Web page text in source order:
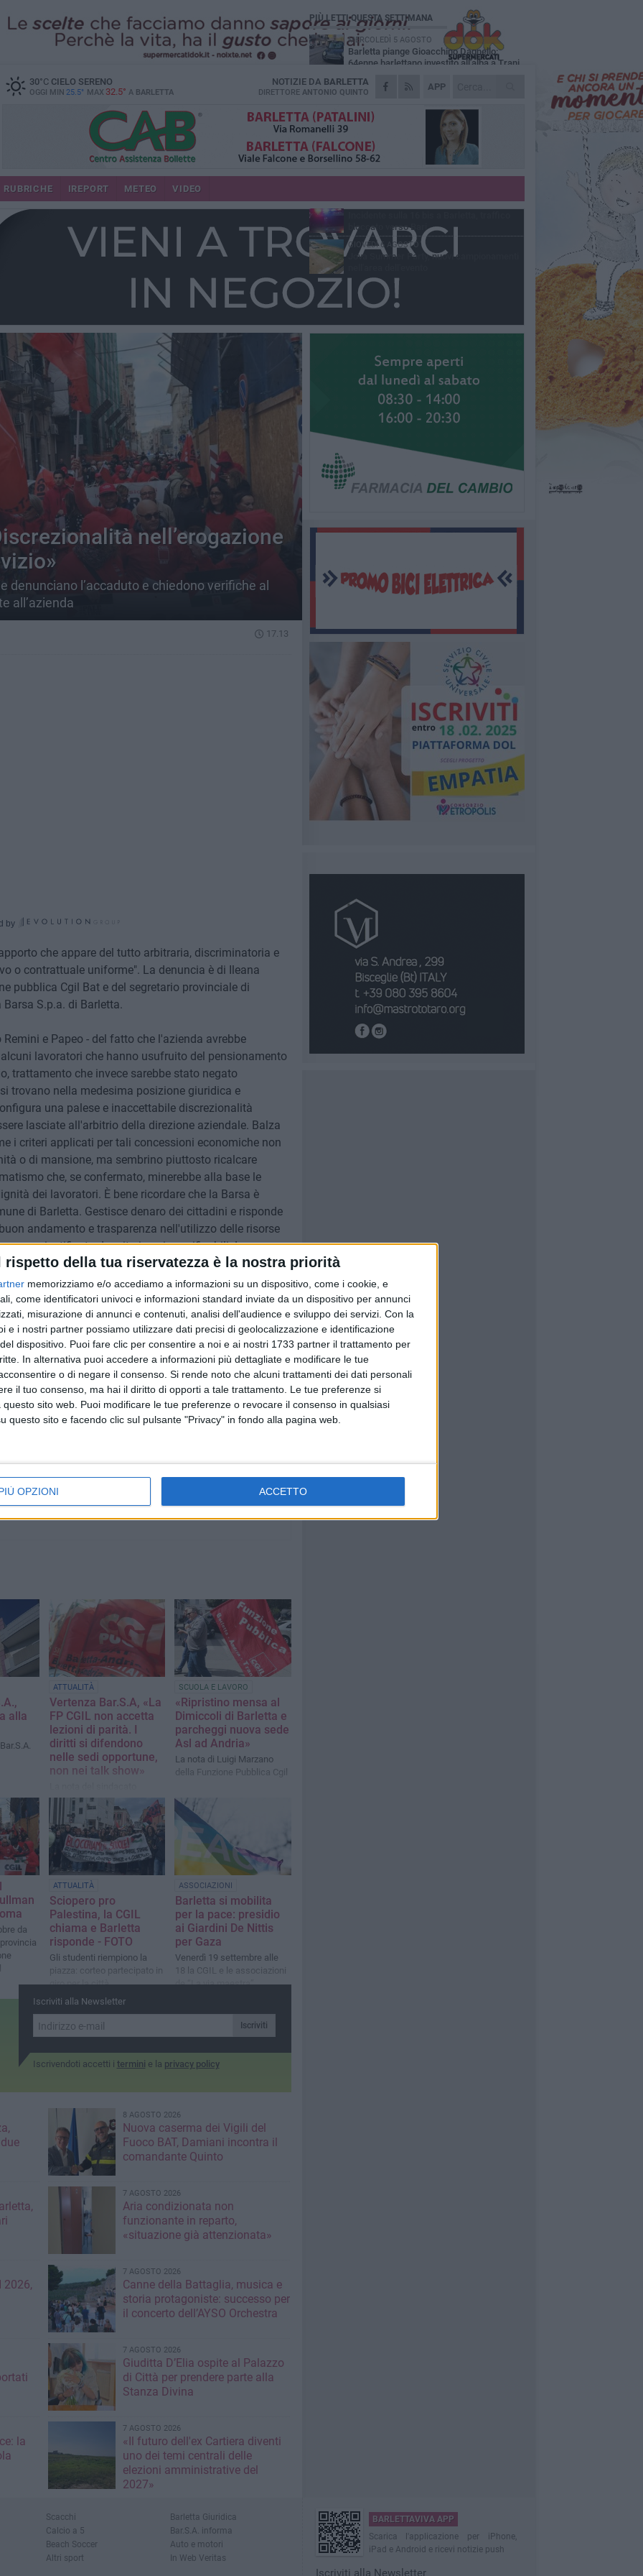
rispetto della tua riservatezza è la nostra priorità
memorizziamo e/o accediamo a informazioni su un dispositivo, come i cookie, e
come identificatori univoci e informazioni standard inviate da un dispositivo per annunci
misurazione di annunci e contenuti, analisi dell'audience e sviluppo dei servizi. Con la
e i nostri partner possiamo utilizzare dati precisi di geolocalizzazione e identificazione
dispositivo. Puoi fare clic per consentire a noi e ai nostri 1733 partner il trattamento per
In alternativa puoi accedere a informazioni più dettagliate e modificare le tue
o di negare il consenso. Si rende noto che alcuni trattamenti dei dati personali
il tuo consenso, ma hai il diritto di opporti a tale trattamento. Le tue preferenze si
sito web. Puoi modificare le tue preferenze o revocare il consenso in qualsiasi
questo sito e facendo clic sul pulsante "Privacy" in fondo alla pagina web.
OPZIONI ACCETTO
30°CCIELO SERENO
OGGI MIN 25.5° MAX 32.5° A BARLETTA
APP
NOTIZIE DA BARLETTA
DIRETTORE ANTONIO QUINTO
RUBRICHE IREPORT METEO VIDEO
nell’erogazione
denunciano l’accaduto e chiedono verifiche al
all’azienda
17.13
by
che appare del tutto arbitraria, discriminatoria e
o contrattuale uniforme". La denuncia è di Ileana
pubblica Cgil Bat e del segretario provinciale di
S.p.a. di Barletta.
e Papeo - del fatto che l'azienda avrebbe
lavoratori che hanno usufruito del pensionamento
trattamento che invece sarebbe stato negato
trovano nella medesima posizione giuridica e
una palese e inaccettabile discrezionalità
lasciate all'arbitrio della direzione aziendale. Balza
i criteri applicati per tali concessioni economiche non
o di mansione, ma sembrino piuttosto ricalcare
che, se confermato, minerebbe alla base le
dei lavoratori. È bene ricordare che la Barsa è
di Barletta. Gestisce denaro dei cittadini e risponde
andamento e trasparenza nell'utilizzo delle risorse
giustificato da criteri equi e verificabili. La
confusa con quella di un datore di lavoro
Barsa e anche al Sindaco per chiedere la
per fare chiarezza su somme già erogate e su criteri
da condividere con i sindacati, per stabilire criteri
forma di incentivo o trattamento di fine rapporto.
di avviare controlli e verifiche, diffidando nel
nella missiva – dal proseguire con erogazioni ad
collettiva e trasparente".
alla
ATTUALITÀ
Vertenza Bar.S.A, «La
FP CGIL non accetta
lezioni di parità. I
diritti si difendono
nelle sedi opportune,
non nei talk show»
SCUOLA E LAVORO
«Ripristino mensa al
Dimiccoli di Barletta e
parcheggi nuova sede
Asl ad Andria»
La nota di Luigi Marzano
della Funzione Pubblica Cgil
da
ATTUALITÀ
Sciopero pro
Palestina, la CGIL
chiama e Barletta
risponde - FOTO
Gli studenti riempiono la
piazza: corteo partecipato in
giro per la città
ASSOCIAZIONI
Barletta si mobilita
per la pace: presidio
ai Giardini De Nittis
per Gaza
Venerdì 19 settembre alle
18 la CGIL e le associazioni
de “La via maestra”
Iscriviti alla Newsletter
Iscriviti
Iscrivendoti accetti i termini e la privacy policy
8 AGOSTO 2026
Nuova caserma dei Vigili del
Fuoco BAT, Damiani incontra il
comandante Quinto
7 AGOSTO 2026
Aria condizionata non
funzionante in reparto,
«situazione già attenzionata»
2026,
7 AGOSTO 2026
Canne della Battaglia, musica e
storia protagoniste: successo per
il concerto dell’AYSO Orchestra
7 AGOSTO 2026
Giuditta D’Elia ospite al Palazzo
di Città per prendere parte alla
Stanza Divina
la
7 AGOSTO 2026
«Il futuro dell'ex Cartiera diventi
uno dei temi centrali delle
elezioni amministrative del
2027»
PIÙ LETTI QUESTA SETTIMANA
MERCOLEDÌ 5 AGOSTO
Barletta piange Gioacchino Dagnello:
64enne barlettano investito all'alba a Trani
GIOVEDÌ 6 AGOSTO
Il ricordo di "Cecco", il benzinaio col
separavano dalla pensione»
MERCOLEDÌ 5 AGOSTO
Jova Summer Party, giovedì mattina
sopralluogo nell'area dell'evento
DOMENICA 2 AGOSTO
Beni confiscati alla mafia. Nasce il servizio
VENERDÌ 7 AGOSTO
bloccato verso Bari
GIOVEDÌ 6 AGOSTO
Jova Summer Party, nuovi campionamenti
Scacchi
Calcio a 5
Beach Soccer
Altri sport
Barletta Giuridica
Bar.S.A. informa
Auto e motori
In Web Veritas
BARLETTAVIVA APP
Scarica l'applicazione per iPhone,
iPad e Android e ricevi notizie push
Iscriviti alla Newsletter